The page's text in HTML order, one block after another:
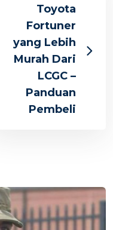
Toyota
Fortuner
yang Lebih
Murah Dari
LCGC –
Panduan
Pembeli